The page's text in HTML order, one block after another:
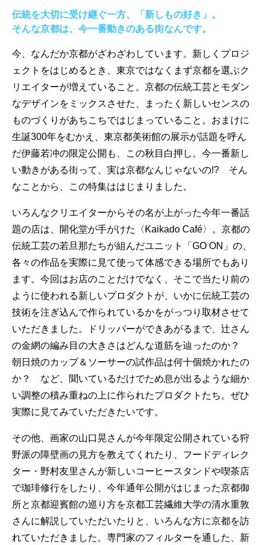
伝統を大切に受け継ぐ一方、「新しもの好き」。
そんな京都は、今一番動きのある街なんです。
今、なんだか京都がざわざわしています。新しくプロジ
ェクトをはじめるとき、東京ではなくまず京都を選ぶク
リエイターが増えていること。京都の伝統工芸とモダン
なデザインをミックスさせた、まったく新しいセンスの
ものづくりがあちこちではじまっていること。おまけに
生誕300年をむかえ、東京都美術館の展示が話題を呼ん
だ伊藤若冲の限定公開も、この秋目白押し。今一番新し
い動きがある街って、実は京都なんじゃないの!? そん
なことから、この特集ははじまりました。
いろんなクリエイターからその名が上がった今年一番話
題の店は、開化堂が手がけた〈Kaikado Café〉。京都の
伝統工芸の若旦那たちが組んだユニット「GO ON」の、
各々の作品を実際に見て使って体感できる場所でもあり
ます。今回はお店のことだけでなく、そこで当たり前の
ように使われる新しいプロダクトが、いかに伝統工芸の
技術を注ぎ込んで作られているかをがっつり取材させて
いただきました。ドリッパーができあがるまで、辻さん
の金網の編み目の大きさはどんな道筋を辿ったのか？
朝日焼のカップ＆ソーサーの試作品は何十個焼かれたの
か？ など、聞いているだけでため息が出るような細か
い調整の積み重ねの上に作られたプロダクトたち。ぜひ
実際に見てみていただきたいです。
その他、画家の山口晃さんが今年限定公開されている狩
野派の障壁画の見方を教えてくれたり、フードディレク
ター・野村友里さんが新しいコーヒースタンドや喫茶店
で珈琲修行をしたり、今年通年公開がはじまった京都御
所と京都迎賓館の巡り方を京都工芸繊維大学の清水重敦
さんに解説していただいたりと、いろんな方に京都を訪
れていただきました。専門家のフィルターを通した、新